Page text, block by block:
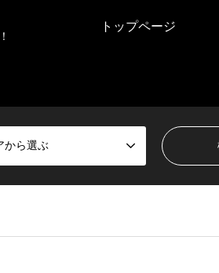
トップページ
から選ぶ